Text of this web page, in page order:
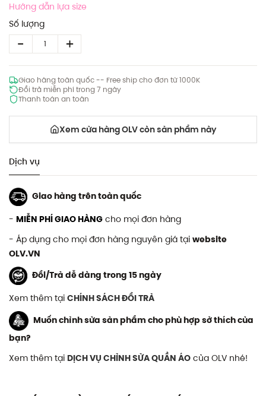
Hướng dẫn lựa size
Số lượng
Giao hàng toàn quốc -- Free ship cho đơn từ 1000K
Đổi trả miễn phí trong 7 ngày
Thanh toán an toàn
Xem cửa hàng OLV còn sản phẩm này
Dịch vụ
Giao hàng trên toàn quốc
- MIỄN PHÍ GIAO HÀNG cho mọi đơn hàng
- Áp dụng cho mọi đơn hàng nguyên giá tại website
OLV.VN
Đổi/Trả dễ dàng trong 15 ngày
Xem thêm tại CHÍNH SÁCH ĐỔI TRẢ
Muốn chỉnh sửa sản phẩm cho phù hợp sở thích của
bạn?
Xem thêm tại DỊCH VỤ CHỈNH SỬA QUẦN ÁO của OLV nhé!